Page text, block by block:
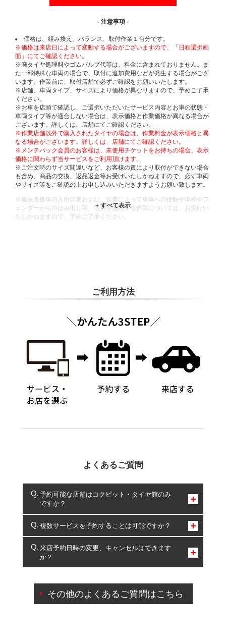
- 注意事項 -
価格は、組み換え、バランス、取付作業１台分です。
※価格は来店日によって変動する場合がございますので、「日程選択画
面」にてご確認ください。
※廃タイヤ処理料やゴムバルブ代等は、料金に含まれておりません。ま
た一部特殊な車両の場合で、取付に追加費用などが発生する場合がござ
います。作業前に、取付店舗で必ずご確認をお願いいたします。
※店舗、車両タイプ、サイズにより価格が異なりますので、予めご了承
ください。
※お車を店頭で確認し、ご選択いただいたサービス内容とお車の状態・
車両タイプ等が適合しない場合は、表示価格と作業価格が異なる場合が
ございます。詳しくは、店舗にてご確認ください。
※作業店舗以外で購入されたタイヤの場合は、作業料金が表示価格と異
なる場合がございます。詳しくは、店舗にてご確認ください。
※メンテパック会員のお客様は、未使用チケットをお持ちの場合、表示
価格に関わらず当サービスをご利用頂けます。
※ご注文時のサイズ間違いなど、お客様の責により取付ができない場合
も含め、商品の交換、返品返金等お受けいたしかねますので、必ず車両
やサイズ等をご確認の上お申し込みいただきますようお願い致します。
※違法改造車の入庫作業および、作業によって車体への接触や車枠やフ
ェンダーからのはみ出し等、法規を逸脱する作業については、お受けい
たしかねますので、予めご了承ください。
ご利用方法
よくあるご質問
予約可能な店舗はコクピット・タイヤ館のみ
ですか？
コクピット・タイヤ館のみとなります。
複数サービスを予約することは可能ですか？
複数サービスのご予約は可能です。
一部の商品・サービスの組み合わせに限り、同時にご予約が
出来ないものもございます。
来店予約日時の変更、キャンセルはできます
か？
ご来店予約日の3営業日前を過ぎている場合のご予約
の日時変更につきましては、直接ご予約の店舗まで
その他のよくあるご質問はこちら